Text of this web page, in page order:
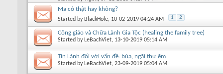
Ma có thật hay không?
Started by BlackHole, 10-02-2019 04:24 AM 1 2
Công giáo và Chữa Lành Gia Tộc (healing the family tree)
Started by LeBachViet, 13-10-2019 05:14 AM
Tin Lành đối với vấn đề: bùa, ngãi thư ẽm
Started by LeBachViet, 23-09-2019 05:04 AM